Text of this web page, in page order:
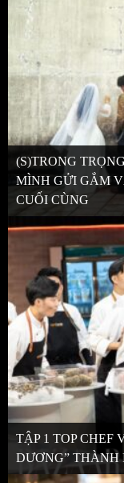
(S)TRONG
MÌNH GỬI GẮM
CUỐI CÙNG
TẬP 1 TOP CHEF
DƯƠNG” THÀNH